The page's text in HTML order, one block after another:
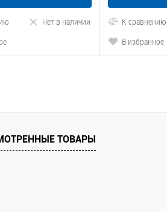
Нет в наличии
К сравнению
В избранное
ТОВАРЫ